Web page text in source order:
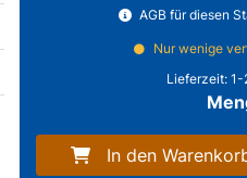
AGB für diesen
Nur wenige
Lieferzeit: 1-
In den